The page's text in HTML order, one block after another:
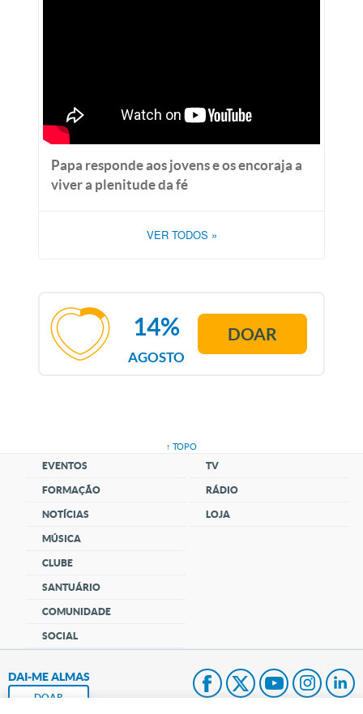
Papa responde aos jovens e os encoraja a
viver a plenitude da fé
VER TODOS »
AGOSTO
14% DOAR
↑ TOPO
EVENTOS
FORMAÇÃO
NOTÍCIAS
MÚSICA
CLUBE
SANTUÁRIO
COMUNIDADE
SOCIAL
TV
RÁDIO
LOJA
DAI-ME ALMAS
DOAR